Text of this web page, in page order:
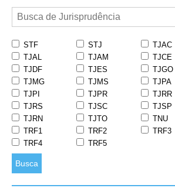
STF STJ
TJAC
TJAL
TJAM
TJCE
TJDF
TJES
TJGO
TJMG
TJMS
TJPA
TJPI
TJPR
TJRR
TJRS
TJSC
TJSP
TJRN
TJTO
TNU
TRF1
TRF2
TRF3
TRF4
TRF5
Busca